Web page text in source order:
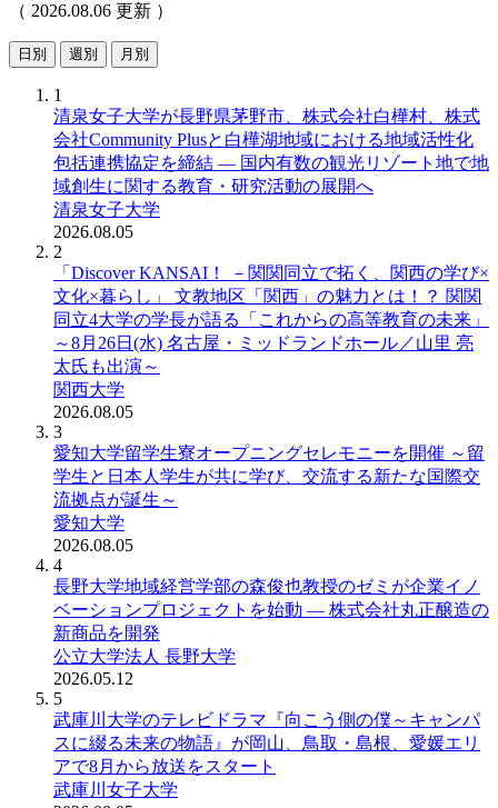
（ 2026.08.06 更新 ）
日別 週別 月別
1
清泉女子大学が長野県茅野市、株式会社白樺村、株式
会社Community Plusと白樺湖地域における地域活性化
包括連携協定を締結 ― 国内有数の観光リゾート地で地
域創生に関する教育・研究活動の展開へ
清泉女子大学
2026.08.05
2
「Discover KANSAI！ －関関同立で拓く、関西の学び×
文化×暮らし」 文教地区「関西」の魅力とは！？ 関関
同立4大学の学長が語る「これからの高等教育の未来」
～8月26日(水) 名古屋・ミッドランドホール／山里 亮
太氏も出演～
関西大学
2026.08.05
3
愛知大学留学生寮オープニングセレモニーを開催 ～留
学生と日本人学生が共に学び、交流する新たな国際交
流拠点が誕生～
愛知大学
2026.08.05
4
長野大学地域経営学部の森俊也教授のゼミが企業イノ
ベーションプロジェクトを始動 ― 株式会社丸正醸造の
新商品を開発
公立大学法人 長野大学
2026.05.12
5
武庫川大学のテレビドラマ『向こう側の僕～キャンパ
スに綴る未来の物語』が岡山、鳥取・島根、愛媛エリ
アで8月から放送をスタート
武庫川女子大学